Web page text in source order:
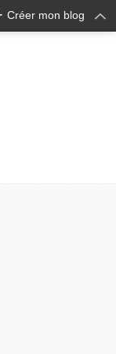
Créer mon blog